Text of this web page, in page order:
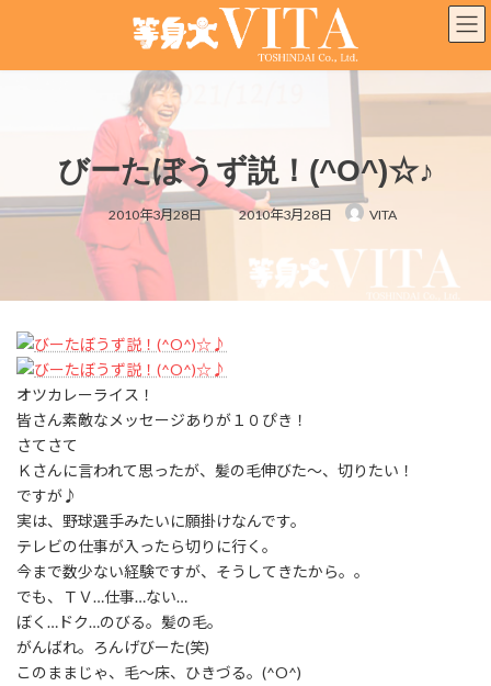
ン
プ
ー
動
びーたぼうず説！(^O^)☆♪
2010年3月28日
最
終
日
時
2010年3月28日 VITA
オツカレーライス！
皆さん素敵なメッセージありが１０ぴき！
さてさて
Ｋさんに言われて思ったが、髪の毛伸びた〜、切りたい！
ですが♪
実は、野球選手みたいに願掛けなんです。
テレビの仕事が入ったら切りに行く。
今まで数少ない経験ですが、そうしてきたから。。
でも、ＴＶ…仕事…ない…
ぼく…ドク…のびる。髪の毛。
がんばれ。ろんげびーた(笑)
このままじゃ、毛〜床、ひきづる。(^O^)